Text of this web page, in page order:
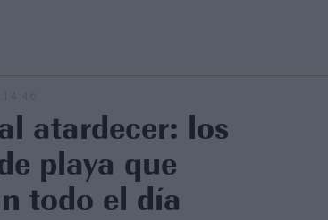
atardecer: los
playa que
todo el día